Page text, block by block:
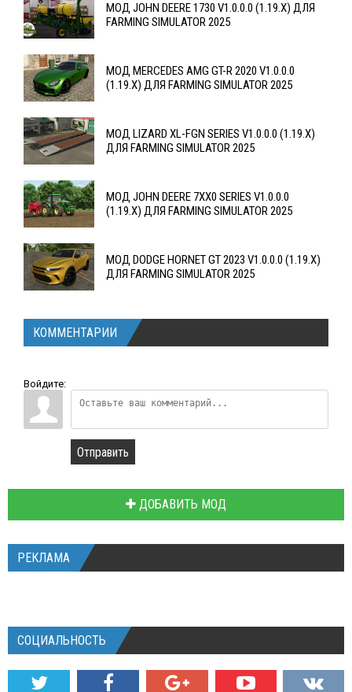
МОД JOHN DEERE 1730 V1.0.0.0 (1.19.X) ДЛЯ
FARMING SIMULATOR 2025
МОД MERCEDES AMG GT-R 2020 V1.0.0.0
(1.19.X) ДЛЯ FARMING SIMULATOR 2025
МОД LIZARD XL-FGN SERIES V1.0.0.0 (1.19.X)
ДЛЯ FARMING SIMULATOR 2025
МОД JOHN DEERE 7XX0 SERIES V1.0.0.0
(1.19.X) ДЛЯ FARMING SIMULATOR 2025
МОД DODGE HORNET GT 2023 V1.0.0.0 (1.19.X)
ДЛЯ FARMING SIMULATOR 2025
КОММЕНТАРИИ
Войдите:
Отправить
ДОБАВИТЬ МОД
РЕКЛАМА
СОЦИАЛЬНОСТЬ